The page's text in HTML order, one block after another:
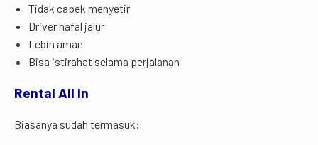
Tidak capek menyetir
Driver hafal jalur
Lebih aman
Bisa istirahat selama perjalanan
Rental All In
Biasanya sudah termasuk: